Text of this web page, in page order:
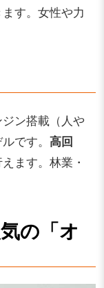
す。女性や力
ン搭載（人や
です。 高回
ます。林業・
の「オ